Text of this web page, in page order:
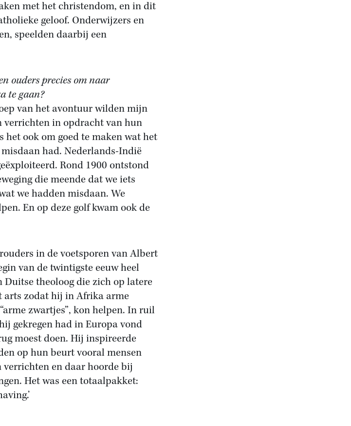
met het christendom, en in dit
geloof. Onderwijzers en
speelden daarbij een
ouders precies om naar
te gaan?
van het avontuur wilden mijn
verrichten in opdracht van hun
het ook om goed te maken wat het
had. Nederlands-Indië
Rond 1900 ontstond
die meende dat we iets
we hadden misdaan. We
En op deze golf kwam ook de
in de voetsporen van Albert
van de twintigste eeuw heel
theoloog die zich op latere
zodat hij in Afrika arme
zwartjes”, kon helpen. In ruil
gekregen had in Europa vond
moest doen. Hij inspireerde
op hun beurt vooral mensen
verrichten en daar hoorde bij
Het was een totaalpakket: